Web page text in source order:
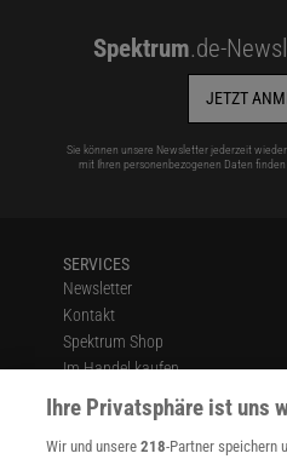
Spektrum.de-
JETZT
Sie können unsere Newsletter jederzeit
mit Ihren personenbezogenen Daten finden
SERVICES
Newsletter
Kontakt
Spektrum Shop
Im Handel kaufen
Presse
Verträge kündigen
Widerruf
Ihre Privatsphäre ist uns
Wir und unsere218-Partner speichern